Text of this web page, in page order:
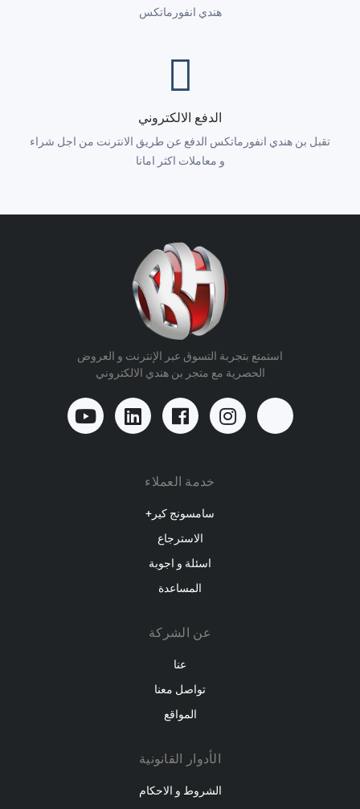
هندي انفورماتكس
الدفع الالكتروني
تقبل بن هندي انفورماتكس الدفع عن طريق الانترنت من اجل شراء
و معاملات اكثر امانا
استمتع بتجربة التسوق عبر الإنترنت و العروض
الحصرية مع متجر بن هندي الالكتروني
خدمة العملاء
سامسونج كير+
الاسترجاع
اسئلة و اجوبة
المساعدة
عن الشركة
عنا
تواصل معنا
المواقع
الأدوار القانونية
الشروط و الاحكام